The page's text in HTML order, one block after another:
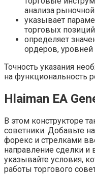
анализа
указывает
торговых
определяет
ордеров, уровней
Точность указания
на функциональность
Hlaiman EA
В этом конструкторе
советники. Добавьте
форекс и стрелками
направление сделки и
указывайте условия,
работы торгового